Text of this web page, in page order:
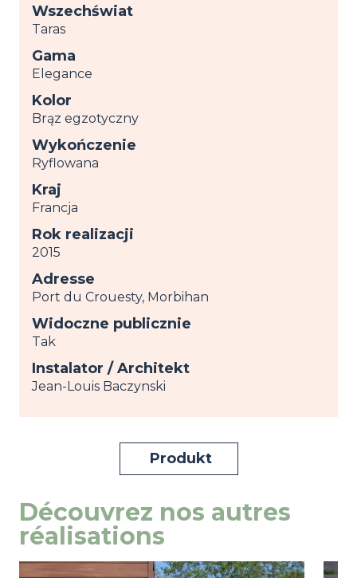
Wszechświat
Taras
Gama
Elegance
Kolor
Brąz egzotyczny
Wykończenie
Ryflowana
Kraj
Francja
Rok realizacji
2015
Adresse
Port du Crouesty, Morbihan
Widoczne publicznie
Tak
Instalator / Architekt
Jean-Louis Baczynski
Produkt
Découvrez nos autres
réalisations
Image
przeglądaj